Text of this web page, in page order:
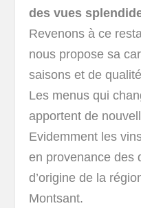
des vues
Revenons à ce
nous propose sa
saisons et de
Les menus qui
apportent de
Evidemment les
en provenance des
d’origine de la
Montsant.